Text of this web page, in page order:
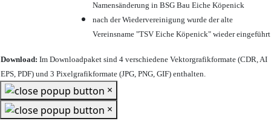
Namensänderung in BSG Bau Eiche Köpenick
nach der Wiedervereinigung wurde der alte
Vereinsname "TSV Eiche Köpenick" wieder eingeführt
Download: Im Downloadpaket sind 4 verschiedene Vektorgrafikformate (CDR, AI
EPS, PDF) und 3 Pixelgrafikformate (JPG, PNG, GIF) enthalten.
×
×